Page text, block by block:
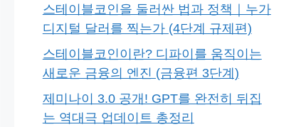
스테이블코인을 둘러싼 법과 정책｜누가
디지털 달러를 찍는가 (4단계 규제편)
스테이블코인이란? 디파이를 움직이는
새로운 금융의 엔진 (금융편 3단계)
제미나이 3.0 공개! GPT를 완전히 뒤집
는 역대극 업데이트 총정리